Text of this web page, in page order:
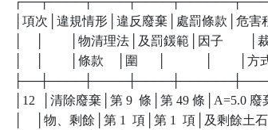
│項次│違規情形│違反廢棄│處罰條款│危
│    │        │物清理法│及罰鍰範│因子
│    │        │條款    │圍      │            │        │方
│12  │清除廢棄│第 9  條│第 49 條│A=5.0
│    │物、剩餘│第 1  項│第 1  項│及剩餘